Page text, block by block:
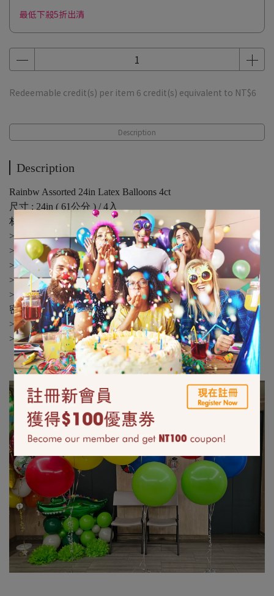
最低下殺5折出清
Redeemable credit(s) per item 6 credit(s) equivalent to NT$6
Description
Description
Rainbw Assorted 24in Latex Balloons 4ct
尺寸 : 24in ( 61公分 ) / 4入
材質 : 天然橡膠
>此為未含氣的乳膠氣球皮
>天然橡膠不耐放，拆封後建議一年內使用完畢
>氣球表皮有石灰粉建議使用打氣筒充氣
>用嘴巴吹、打氣筒充氣皆為空氣，無法使氣球空飄
>氣球會熱脹冷縮，不建議放置悶熱、太陽曝曬的地方以及
密閉式的後車廂，以免氣球損壞
>捷運僅接受攜帶長寬50cm以內，且不可超過5顆
>高鐵及台鐵禁止攜帶充氣氣球